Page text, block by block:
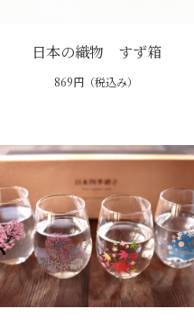
日本の織物 すず箱
869円（税込み）